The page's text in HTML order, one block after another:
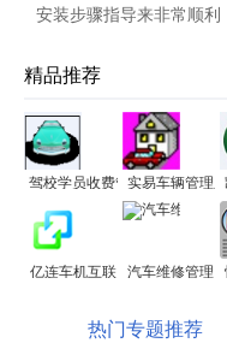
安装步骤指导来非常顺利
精品推荐
驾校学员收费管理系统软件
实易车辆管理
亿连车机互联 汽车维修管理
热门专题推荐